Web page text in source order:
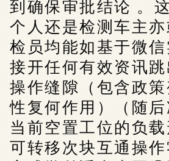
到确保审批结论 。
个人还是检测车主
检员均能如基于微
接开任何有效资讯
操作缝隙（包含政
性复何作用）（随
当前空置工位的负
可转移次块互通操